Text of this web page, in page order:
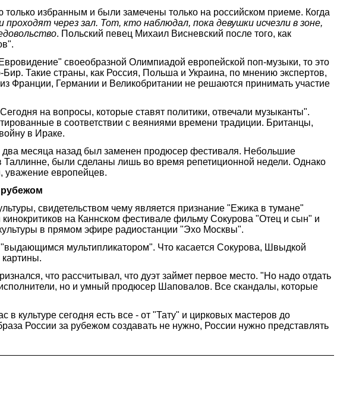
избранным и были замечены только на российском приеме. Когда
проходят через зал. Тот, кто наблюдал, пока девушки исчезли в зоне,
. Польский певец Михаил Висневский после того, как
своеобразной Олимпиадой европейской поп-музыки, то это
Такие страны, как Россия, Польша и Украина, по мнению экспертов,
Франции, Германии и Великобритании не решаются принимать участие
на вопросы, которые ставят политики, отвечали музыканты".
в соответствии с веяниями времени традиции. Британцы,
в Ираке.
два месяца назад был заменен продюсер фестиваля. Небольшие
были сделаны лишь во время репетиционной недели. Однако
уважение европейцев.
рубежом
свидетельством чему является признание "Ежика в тумане"
на Каннском фестивале фильму Сокурова "Отец и сын" и
в прямом эфире радиостанции "Эхо Москвы".
мультипликатором". Что касается Сокурова, Швыдкой
картины.
что рассчитывал, что дуэт займет первое место. "Но надо отдать
но и умный продюсер Шаповалов. Все скандалы, которые
культуре сегодня есть все - от "Тату" и цирковых мастеров до
России за рубежом создавать не нужно, России нужно представлять